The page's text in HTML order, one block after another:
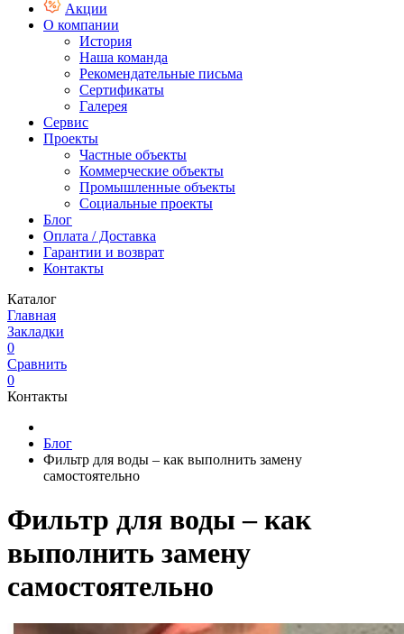
Акции
О компании
История
Наша команда
Рекомендательные письма
Сертификаты
Галерея
Сервис
Проекты
Частные объекты
Коммерческие объекты
Промышленные объекты
Социальные проекты
Блог
Оплата / Доставка
Гарантии и возврат
Контакты
Каталог
Главная
Закладки
0
Сравнить
0
Контакты
Блог
Фильтр для воды – как выполнить замену
самостоятельно
Фильтр для воды – как
выполнить замену
самостоятельно